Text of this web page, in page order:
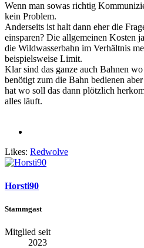
Wenn man sowas richtig
kein Problem.
Anderseits ist halt dann eher die
einsparen? Die allgemeinen Kosten
die Wildwasserbahn im Verhältnis
beispielsweise Limit.
Klar sind das ganze auch Bahnen
benötigt zum die Bahn bedienen
hat wo soll das dann plötzlich
alles läuft.
Likes: Redwolve
Horsti90
Stammgast
Mitglied seit
2023